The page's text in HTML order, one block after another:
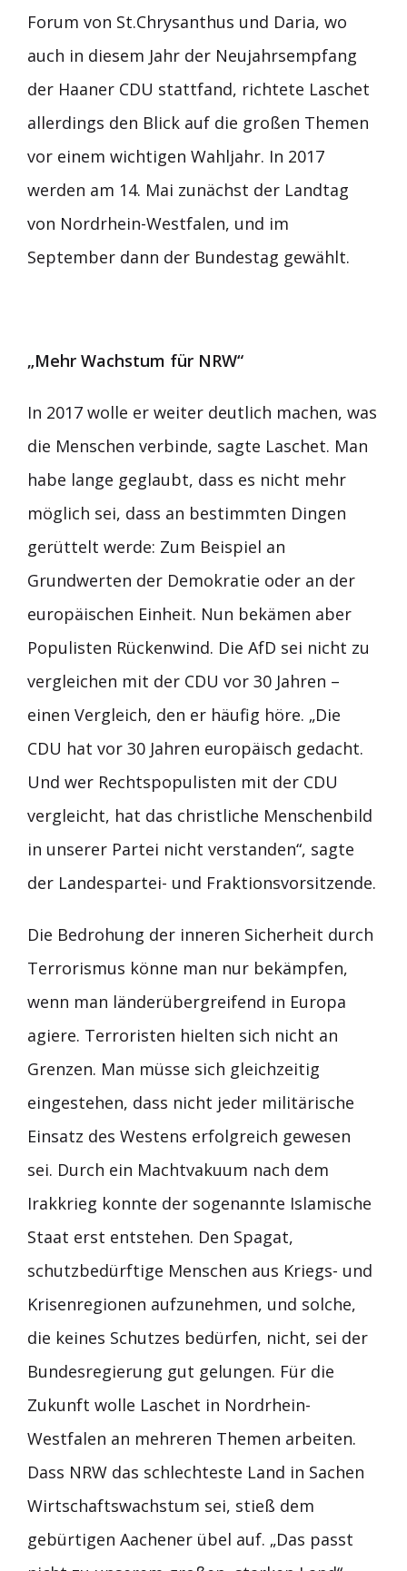
Forum von St.Chrysanthus und Daria, wo
auch in diesem Jahr der Neujahrsempfang
der Haaner CDU stattfand, richtete Laschet
allerdings den Blick auf die großen Themen
vor einem wichtigen Wahljahr. In 2017
werden am 14. Mai zunächst der Landtag
von Nordrhein-Westfalen, und im
September dann der Bundestag gewählt.
„Mehr Wachstum für NRW“
In 2017 wolle er weiter deutlich machen, was
die Menschen verbinde, sagte Laschet. Man
habe lange geglaubt, dass es nicht mehr
möglich sei, dass an bestimmten Dingen
gerüttelt werde: Zum Beispiel an
Grundwerten der Demokratie oder an der
europäischen Einheit. Nun bekämen aber
Populisten Rückenwind. Die AfD sei nicht zu
vergleichen mit der CDU vor 30 Jahren –
einen Vergleich, den er häufig höre. „Die
CDU hat vor 30 Jahren europäisch gedacht.
Und wer Rechtspopulisten mit der CDU
vergleicht, hat das christliche Menschenbild
in unserer Partei nicht verstanden“, sagte
der Landespartei- und Fraktionsvorsitzende.
Die Bedrohung der inneren Sicherheit durch
Terrorismus könne man nur bekämpfen,
wenn man länderübergreifend in Europa
agiere. Terroristen hielten sich nicht an
Grenzen. Man müsse sich gleichzeitig
eingestehen, dass nicht jeder militärische
Einsatz des Westens erfolgreich gewesen
sei. Durch ein Machtvakuum nach dem
Irakkrieg konnte der sogenannte Islamische
Staat erst entstehen. Den Spagat,
schutzbedürftige Menschen aus Kriegs- und
Krisenregionen aufzunehmen, und solche,
die keines Schutzes bedürfen, nicht, sei der
Bundesregierung gut gelungen. Für die
Zukunft wolle Laschet in Nordrhein-
Westfalen an mehreren Themen arbeiten.
Dass NRW das schlechteste Land in Sachen
Wirtschaftswachstum sei, stieß dem
gebürtigen Aachener übel auf. „Das passt